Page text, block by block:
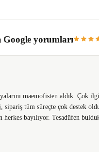
ederiz.
görüntülenemiyor.
bulunuyor.
olmalı.
yorumları
maemofisten aldık. Çok
sipariş tüm süreçte çok destek
bayılıyor. Tesadüfen